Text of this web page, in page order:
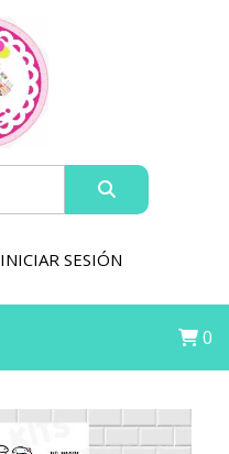
INICIAR SESIÓN
0